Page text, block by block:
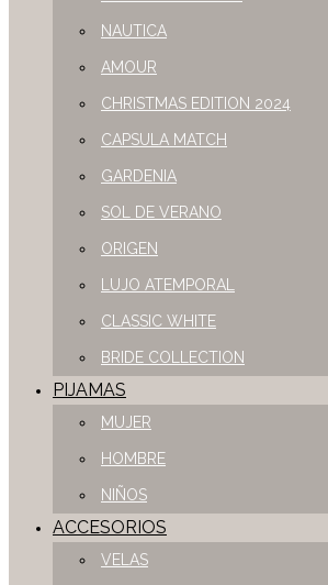
NAUTICA
AMOUR
CHRISTMAS EDITION 2024
CAPSULA MATCH
GARDENIA
SOL DE VERANO
ORIGEN
LUJO ATEMPORAL
CLASSIC WHITE
BRIDE COLLECTION
PIJAMAS
MUJER
HOMBRE
NIÑOS
ACCESORIOS
VELAS